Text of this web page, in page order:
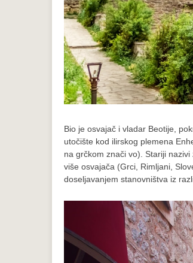
Bio je osvajač i vladar Beotije,
utočište kod ilirskog plemena
na grčkom znači vo). Stariji
više osvajača (Grci, Rimljani,
doseljavanjem stanovništva iz